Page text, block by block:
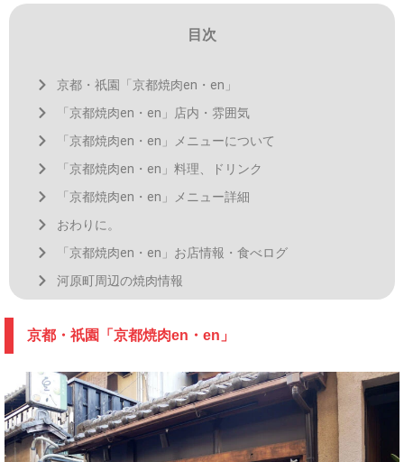
目次
京都・祇園「京都焼肉en・en」
「京都焼肉en・en」店内・雰囲気
「京都焼肉en・en」メニューについて
「京都焼肉en・en」料理、ドリンク
「京都焼肉en・en」メニュー詳細
おわりに。
「京都焼肉en・en」お店情報・食べログ
河原町周辺の焼肉情報
京都・祇園「京都焼肉en・en」